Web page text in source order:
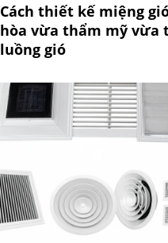
Cách thiết kế miệng
hòa vừa thẩm mỹ vừa
luồng gió